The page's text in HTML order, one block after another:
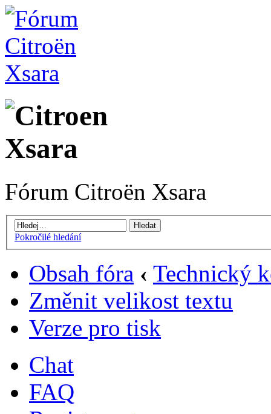
Fórum Citroën Xsara
Pokročilé hledání
Obsah fóra ‹ Technický
Změnit velikost textu
Verze pro tisk
Chat
FAQ